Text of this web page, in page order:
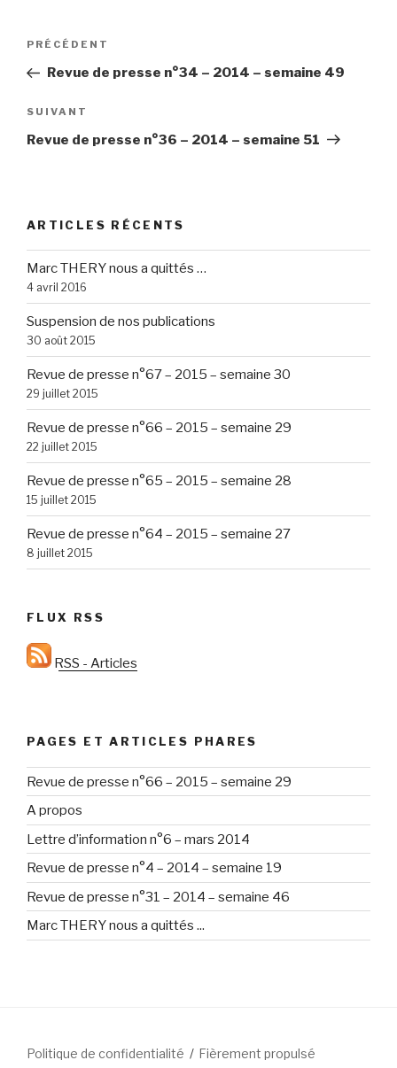
Navigation
l’article
Article
précédent
PRÉCÉDENT
Revue de presse n°34 – 2014 – semaine 49
Article
suivant
SUIVANT
Revue de presse n°36 – 2014 – semaine 51
ARTICLES RÉCENTS
Marc THERY nous a quittés …
4 avril 2016
Suspension de nos publications
30 août 2015
Revue de presse n°67 – 2015 – semaine 30
29 juillet 2015
Revue de presse n°66 – 2015 – semaine 29
22 juillet 2015
Revue de presse n°65 – 2015 – semaine 28
15 juillet 2015
Revue de presse n°64 – 2015 – semaine 27
8 juillet 2015
FLUX RSS
RSS - Articles
PAGES ET ARTICLES PHARES
Revue de presse n°66 – 2015 – semaine 29
A propos
Lettre d’information n°6 – mars 2014
Revue de presse n°4 – 2014 – semaine 19
Revue de presse n°31 – 2014 – semaine 46
Marc THERY nous a quittés ...
Politique de confidentialité
Fièrement propulsé